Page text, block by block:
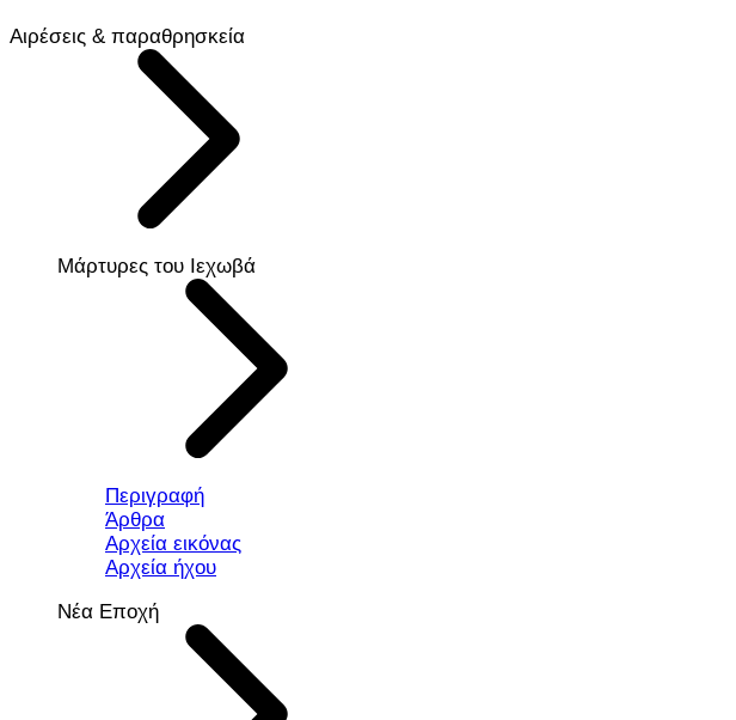
Αιρέσεις & παραθρησκεία
Μάρτυρες του Ιεχωβά
Περιγραφή
Άρθρα
Αρχεία εικόνας
Αρχεία ήχου
Νέα Εποχή